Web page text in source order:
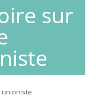
sur
unioniste